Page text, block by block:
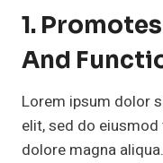
1.
And
Lorem ipsum dolor
elit, sed do
dolore magna